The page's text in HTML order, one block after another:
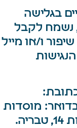
בגלישה
נשמח לקבל
ו/או מייל
מוסדות